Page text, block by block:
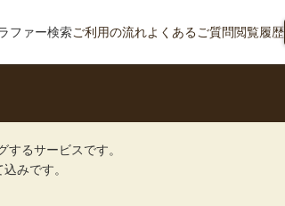
ファー検索ご利用の流れよくあるご質問閲覧履歴
るサービスです。
みです。